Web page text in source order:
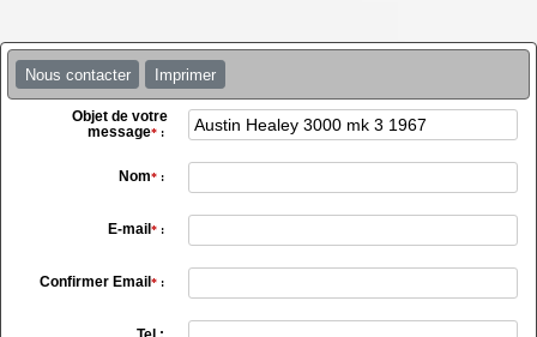
Nous contacter Imprimer
Objet de votre
message*:
Nom*:
E-mail *:
Confirmer Email *: